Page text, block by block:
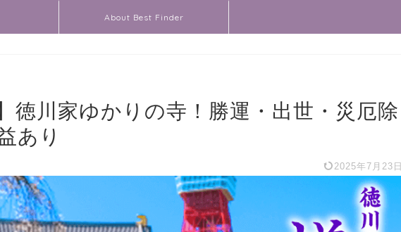
About Best Finder
徳川家ゆかりの寺！勝運・出世・災厄除
あり
2025年7月23日